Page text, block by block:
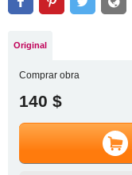
Original
Comprar obra
140 $